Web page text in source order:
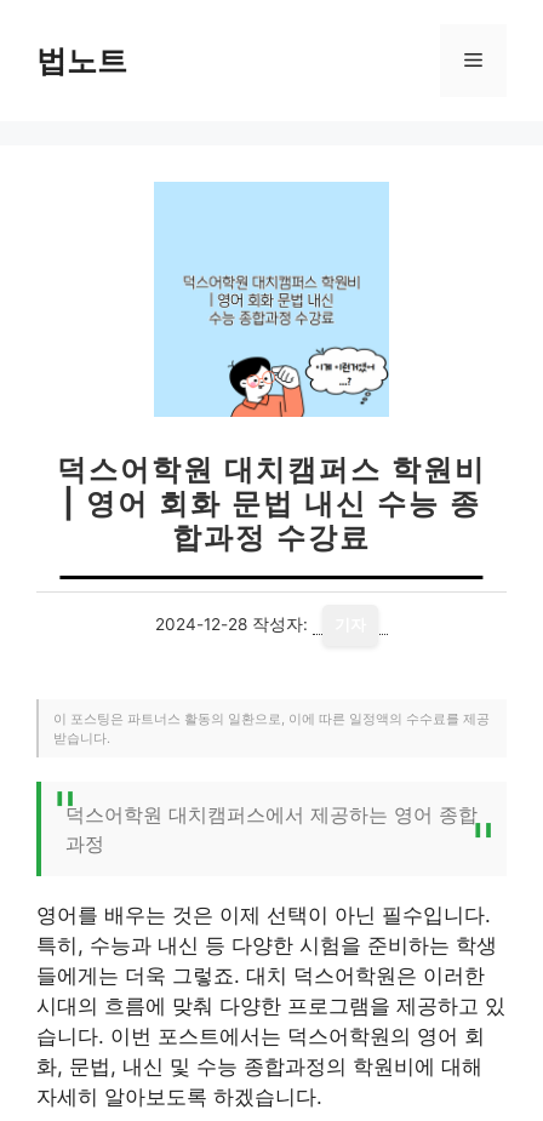
법노트 메
덕스어학원 대치캠퍼스 학원비
| 영어 회화 문법 내신 수능 종
합과정 수강료
2024-12-28 작성자:
이 포스팅은 파트너스 활동의 일환으로, 이에 따른 일정액의 수수료를 제공
받습니다.
덕스어학원 대치캠퍼스에서 제공하는 영어 종합
과정
영어를 배우는 것은 이제 선택이 아닌 필수입니다.
특히, 수능과 내신 등 다양한 시험을 준비하는 학생
들에게는 더욱 그렇죠. 대치 덕스어학원은 이러한
시대의 흐름에 맞춰 다양한 프로그램을 제공하고 있
습니다. 이번 포스트에서는 덕스어학원의 영어 회
화, 문법, 내신 및 수능 종합과정의 학원비에 대해
자세히 알아보도록 하겠습니다.